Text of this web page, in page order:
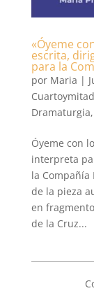
«Óyeme
escrita,
para la
por Maria |
Dramaturgia,
Óyeme con
interpreta
la Compañía
de la pieza
en
de la Cruz...